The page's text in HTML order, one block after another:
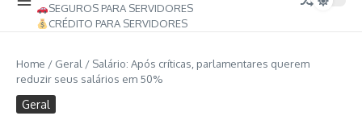
SEGUROS PARA SERVIDORES
CRÉDITO PARA SERVIDORES
Home / Geral / Salário: Após críticas, parlamentares querem
reduzir seus salários em 50%
Geral